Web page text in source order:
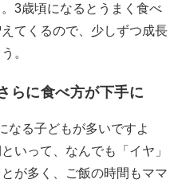
3歳頃になるとうまく食べ
てくるので、少しずつ成長
。
らに食べ方が下手に
なる子どもが多いですよ
いって、なんでも「イヤ」
が多く、ご飯の時間もママ